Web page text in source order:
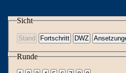
Sicht
Runde